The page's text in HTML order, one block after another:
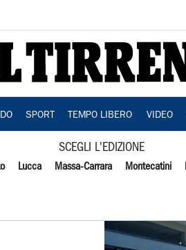
SPORT TEMPO LIBERO VIDEO
SCEGLI L'EDIZIONE
Lucca Massa-Carrara Montecatini